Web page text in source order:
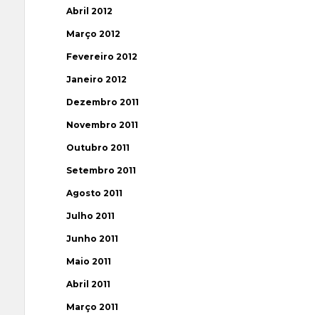
Abril 2012
Março 2012
Fevereiro 2012
Janeiro 2012
Dezembro 2011
Novembro 2011
Outubro 2011
Setembro 2011
Agosto 2011
Julho 2011
Junho 2011
Maio 2011
Abril 2011
Março 2011